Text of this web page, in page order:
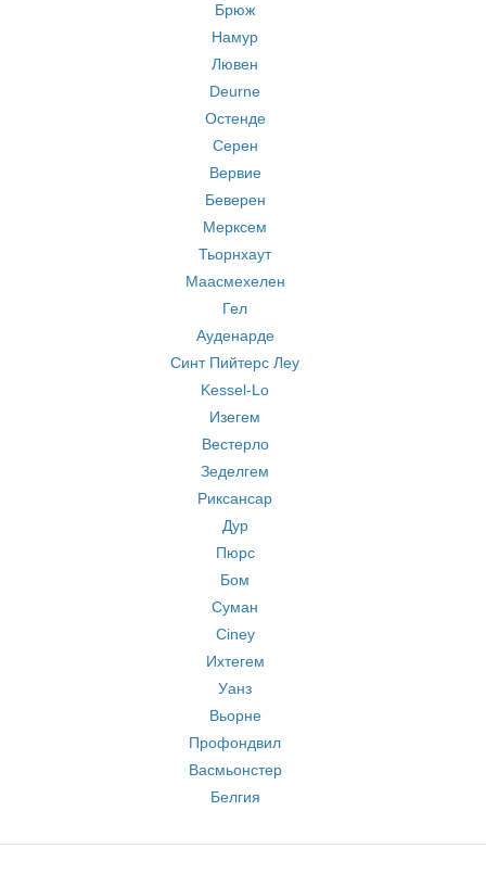
Брюж
Намур
Лювен
Deurne
Остенде
Серен
Вервие
Беверен
Мерксем
Тьорнхаут
Маасмехелен
Гел
Ауденарде
Синт Пийтерс Леу
Kessel-Lo
Изегем
Вестерло
Зеделгем
Риксансар
Дур
Пюрс
Бом
Суман
Ciney
Ихтегем
Уанз
Вьорне
Профондвил
Васмьонстер
Белгия